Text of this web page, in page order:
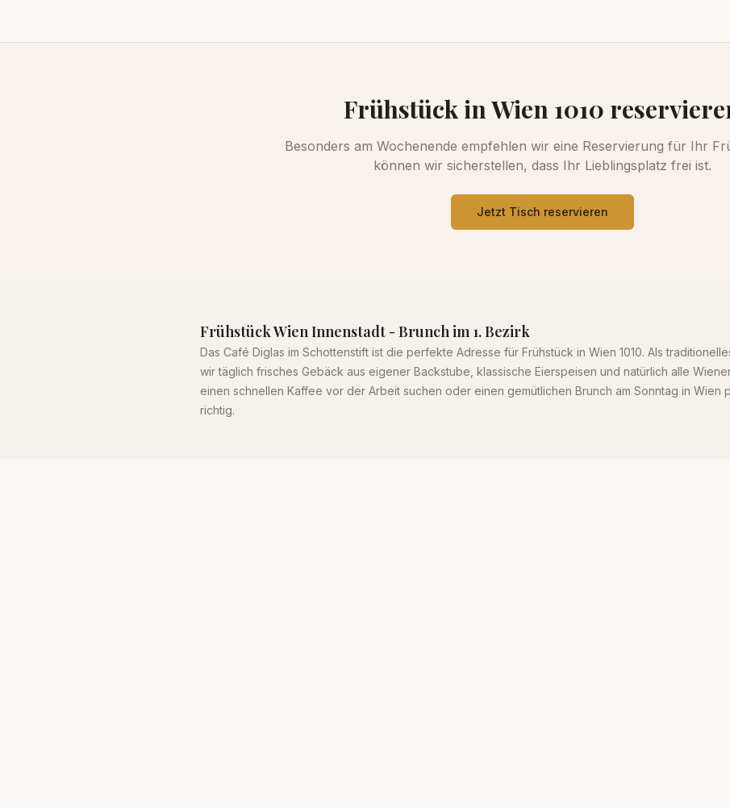
Frühstück in Wien 1010
Besonders am Wochenende empfehlen wir eine Reservierung für Ihr
können wir sicherstellen, dass Ihr Lieblingsplatz frei ist.
Jetzt Tisch reservieren
Frühstück Wien Innenstadt - Brunch im 1. Bezirk
Das Café Diglas im Schottenstift ist die perfekte Adresse für Frühstück in Wien 1010. Als
wir täglich frisches Gebäck aus eigener Backstube, klassische Eierspeisen und natürlich alle
einen schnellen Kaffee vor der Arbeit suchen oder einen gemütlichen Brunch am Sonntag in Wien
richtig.